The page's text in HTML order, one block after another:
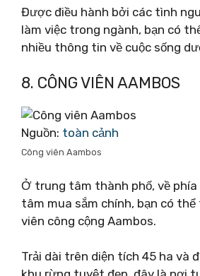
Được điều hành bởi các tình
làm việc trong ngành, bạn có
nhiều thông tin về cuộc sống
8. CÔNG VIÊN AAMBOS
Nguồn: toàn cảnh
Công viên Aambos
Ở trung tâm thành phố, về
tâm mua sắm chính, bạn có
viên công cộng Aambos.
Trải dài trên diện tích 45 ha và